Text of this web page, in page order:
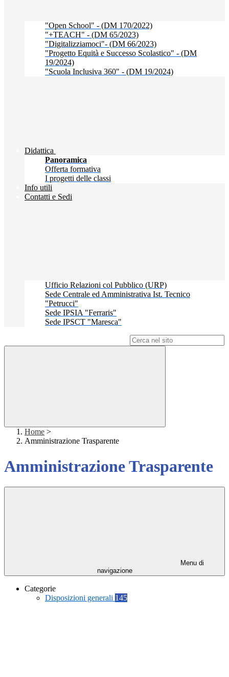
"Open School" - (DM 170/2022)
"+TEACH" - (DM 65/2023)
"Digitalizziamoci"- (DM 66/2023)
"Progetto Equità e Successo Scolastico" - (DM
19/2024)
"Scuola Inclusiva 360" - (DM 19/2024)
Didattica
Panoramica
Offerta formativa
I progetti delle classi
Info utili
Contatti e Sedi
Ufficio Relazioni col Pubblico (URP)
Sede Centrale ed Amministrativa Ist. Tecnico
"Petrucci"
Sede IPSIA "Ferraris"
Sede IPSCT "Maresca"
Home >
Amministrazione Trasparente
Amministrazione Trasparente
Menu di
navigazione
Categorie
Disposizioni generali 145